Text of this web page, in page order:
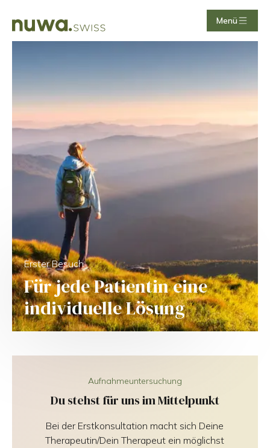
Menü
Erster Besuch
Für jede Patientin eine
individuelle Lösung
Aufnahmeuntersuchung
Du stehst für uns im Mittelpunkt
Bei der Erstkonsultation macht sich Deine
Therapeutin/Dein Therapeut ein möglichst